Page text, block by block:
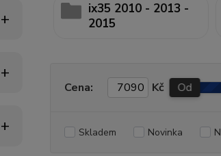
ix35 2010 - 2013 -
2015
Cena: Kč Od
Skladem Novinka